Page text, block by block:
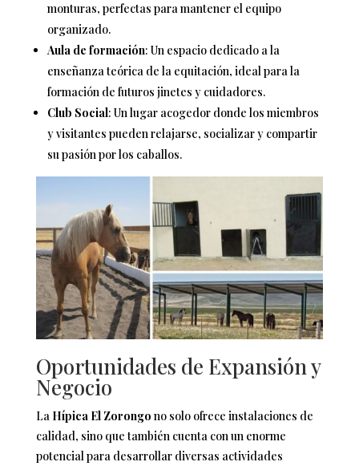
monturas, perfectas para mantener el equipo
organizado.
Aula de formación: Un espacio dedicado a la
enseñanza teórica de la equitación, ideal para la
formación de futuros jinetes y cuidadores.
Club Social: Un lugar acogedor donde los miembros
y visitantes pueden relajarse, socializar y compartir
su pasión por los caballos.
Oportunidades de Expansión y
Negocio
La Hípica El Zorongo no solo ofrece instalaciones de
calidad, sino que también cuenta con un enorme
potencial para desarrollar diversas actividades